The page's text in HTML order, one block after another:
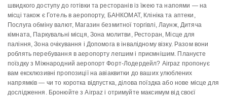
швидкого доступу до готівки та ресторанів із їжею та напоями — на
місці також є Готель в аеропорту, БАНКОМАТ, Клініка та аптеки,
Послуга обміну валют, Магазин безмитної торгівлі, Лаунж, Дитяча
кімната, Паркувальні місця, Зона молитви, Ресторан, Місце для
паління, Зона очікування і Допомога в інвалідному візку. Разом вони
роблять перебування в аеропорту легшим і приємнішим. Плануєте
поїздку з Міжнародний аеропорт Форт-Лодердейл? Airpaz пропонує
вам ексклюзивні пропозиції на авіаквитки до ваших улюблених
напрямків — чи то коротка відпустка, ділова поїздка або нове місце для
дослідження. Бронюйте з Airpaz і отримуйте максимум від своєї